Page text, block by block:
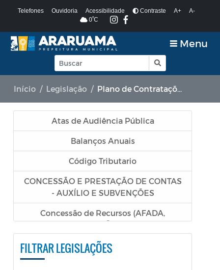
Telefones Ouvidoria Acessibilidade Contraste A+
A-
0ºC
Menu
Início Legislação Plano de Contratações Anual (PCA)
Atas de Audiência Pública
Balanços Anuais
Código Tributario
CONCESSÃO E PRESTAÇÃO DE CONTAS
- AUXÍLIO E SUBVENÇÕES
Concessão de Recursos (AFADA,
PESTALOZZI e SÃO BENEDITO)
Constituição Federal
FILTRAR LEGISLAÇÕES